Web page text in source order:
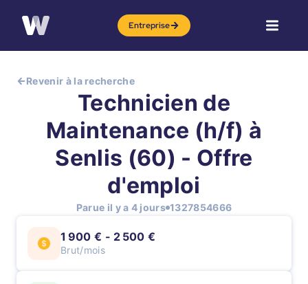
Entreprise
Revenir à la recherche
Technicien de
Maintenance (h/f) à
Senlis (60) - Offre
d'emploi
Parue il y a 4 jours 1327854666
1 900 € - 2 500 €
Brut/mois